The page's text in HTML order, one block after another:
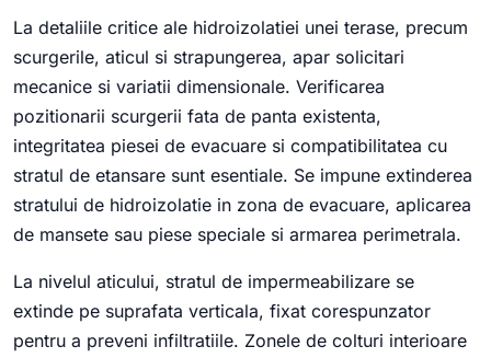
La detaliile critice ale hidroizolatiei unei terase, precum
scurgerile, aticul si strapungerea, apar solicitari
mecanice si variatii dimensionale. Verificarea
pozitionarii scurgerii fata de panta existenta,
integritatea piesei de evacuare si compatibilitatea cu
stratul de etansare sunt esentiale. Se impune extinderea
stratului de hidroizolatie in zona de evacuare, aplicarea
de mansete sau piese speciale si armarea perimetrala.
La nivelul aticului, stratul de impermeabilizare se
extinde pe suprafata verticala, fixat corespunzator
pentru a preveni infiltratiile. Zonele de colturi interioare